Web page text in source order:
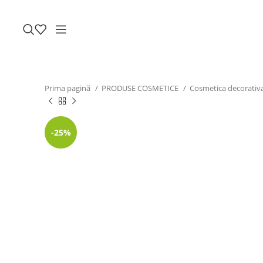
Prima pagină PRODUSE COSMETICE Cosmetica
-25%